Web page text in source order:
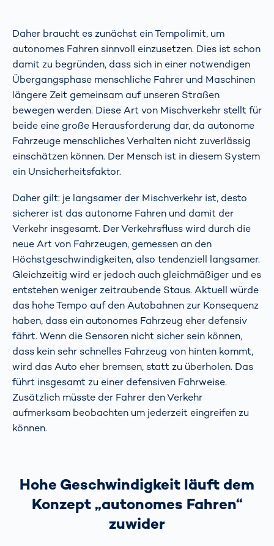
Daher braucht es zunächst ein Tempolimit, um
autonomes Fahren sinnvoll einzusetzen. Dies ist schon
damit zu begründen, dass sich in einer notwendigen
Übergangsphase menschliche Fahrer und Maschinen
längere Zeit gemeinsam auf unseren Straßen
bewegen werden. Diese Art von Mischverkehr stellt für
beide eine große Herausforderung dar, da autonome
Fahrzeuge menschliches Verhalten nicht zuverlässig
einschätzen können. Der Mensch ist in diesem System
ein Unsicherheitsfaktor.
Daher gilt: je langsamer der Mischverkehr ist, desto
sicherer ist das autonome Fahren und damit der
Verkehr insgesamt. Der Verkehrsfluss wird durch die
neue Art von Fahrzeugen, gemessen an den
Höchstgeschwindigkeiten, also tendenziell langsamer.
Gleichzeitig wird er jedoch auch gleichmäßiger und es
entstehen weniger zeitraubende Staus. Aktuell würde
das hohe Tempo auf den Autobahnen zur Konsequenz
haben, dass ein autonomes Fahrzeug eher defensiv
fährt. Wenn die Sensoren nicht sicher sein können,
dass kein sehr schnelles Fahrzeug von hinten kommt,
wird das Auto eher bremsen, statt zu überholen. Das
führt insgesamt zu einer defensiven Fahrweise.
Zusätzlich müsste der Fahrer den Verkehr
aufmerksam beobachten um jederzeit eingreifen zu
können.
Hohe Geschwindigkeit läuft dem
Konzept „autonomes Fahren“
zuwider